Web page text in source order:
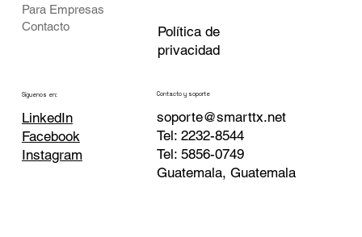
Para Empresas
Contacto
Política de
privacidad
Siguenos en:
LinkedIn
Facebook
Instagram
Contacto y soporte
soporte@smarttx.net
Tel: 2232-8544
Tel: 5856-0749
Guatemala, Guatemala